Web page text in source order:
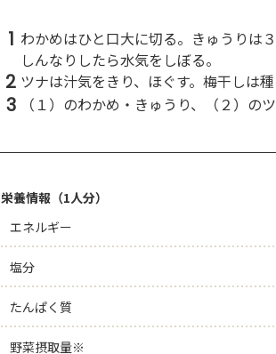
1 わかめはひと口大に切る。きゅうりは
しんなりしたら水気をしぼる。
2 ツナは汁気をきり、ほぐす。梅干しは
3 （１）のわかめ・きゅうり、（２）の
栄養情報（1人分）
エネルギー
塩分
たんぱく質
野菜摂取量※